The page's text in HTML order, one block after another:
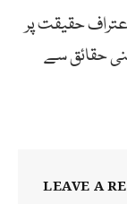
حقیقت پر
حقائق سے
LEAVE A